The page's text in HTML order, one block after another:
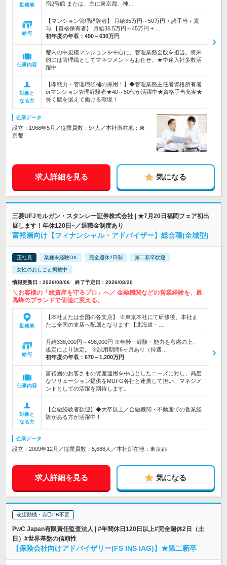
勤務地
宿2号館 または、主に東京都、神…
給与
【マンション管理経験者】 月給35万円～50万円 + 諸手当＋賞
与 【資格保有者】 月給36.5万円～45万円 + …
初年度の年収： 490～630万円
仕事内容
都内の中規模マンションを中心に、管理業務全般を担当。将来
的には管理職としてマネジメントもお任せ。★中途入社多数活
躍中
対象と
なる方
【即戦力・管理職候補の採用！】◆管理業務主任者資格所有者
orマンション管理経験者★40～50代が活躍中★資格手当充実★
長く腰を据えて働ける環境！
企業データ
設立：1968年5月／従業員数：97人／本社所在地：東
京都
求人詳細を見る 気になる
三菱UFJモルガン・スタンレー証券株式会社 | ★7月20日福岡フェア初出
展します！年休120日~／退職金制度あり
富裕層向け【フィナンシャル・アドバイザー】総合職(全域型)
正社員 業種未経験OK 完全週休2日制 第二新卒歓迎
女性のおしごと掲載中
情報更新日：2026/08/06 終了予定日：2026/08/20
＼お客様の「総資産を守るプロ」へ／ 金融機関などの営業経験を、最
高峰のブランドで価値に変える。
勤務地
【本社または全国の各支店】 ※東京本社にて研修後、本社ま
たは全国の支店へ配属となります 【北海道・…
給与
月給338,000円～498,000円 ※年齢・経験・能力を考慮の上、
規定により決定。 ※試用期間6ヶ月あり（待遇…
初年度の年収： 670～1,200万円
仕事内容
富裕層のお客さまの資産運用を中心としたニーズに対し、高度
なソリューション提供をMUFG各社と連携して担い、マネジメ
ントとしての活躍を期待します。
対象と
なる方
【金融経験者歓迎】◆大卒以上／金融機関・不動産での営業経
験がある方が活躍中！
企業データ
設立：2009年12月／従業員数：5,688人／本社所在地：東京都
求人詳細を見る 気になる
志望動機・自己PR不要
PwC Japan有限責任監査法人 | #年間休日120日以上#完全週休2日（土
日）#世界基盤の信頼性
【保険会社向けアドバイザリー(FS INS IAG)】★第二新卒